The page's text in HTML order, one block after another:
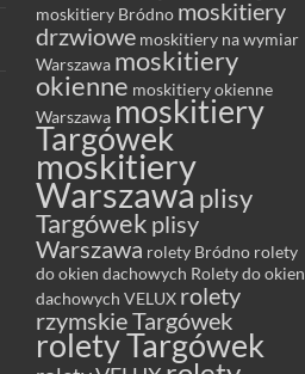
moskitiery Bródno moskitiery
drzwiowe moskitiery na wymiar
Warszawa moskitiery
okienne moskitiery okienne
Warszawa moskitiery
Targówek
moskitiery
Warszawa plisy
Targówek plisy
Warszawa rolety Bródno rolety
do okien dachowych Rolety do okien
dachowych VELUX rolety
rzymskie Targówek
rolety Targówek